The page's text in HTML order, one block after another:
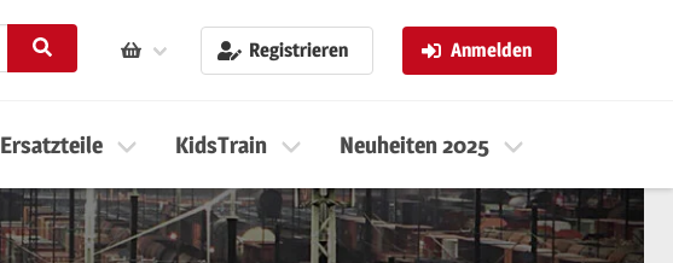
Registrieren Anmelden
Ersatzteile KidsTrain Neuheiten 2025